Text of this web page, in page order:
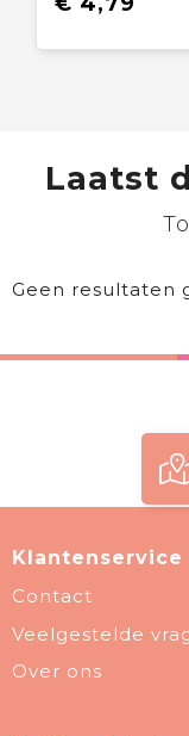
Laatst
Geen resultaten
Klantenservice
Contact
Veelgestelde
Over ons